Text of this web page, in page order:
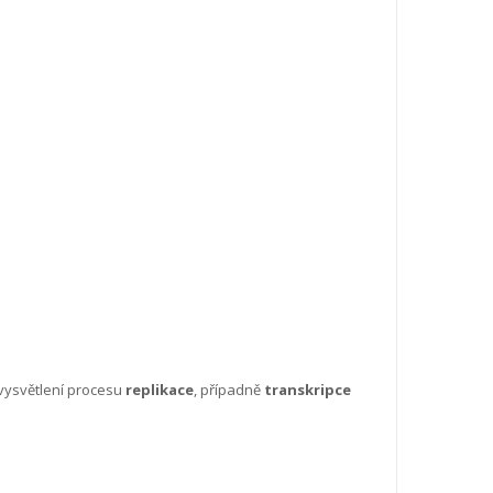
procesu replikace , případně transkripce